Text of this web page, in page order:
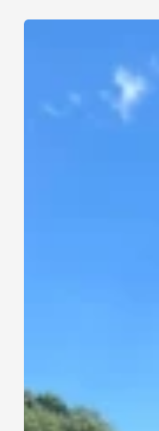
Kraftwerk